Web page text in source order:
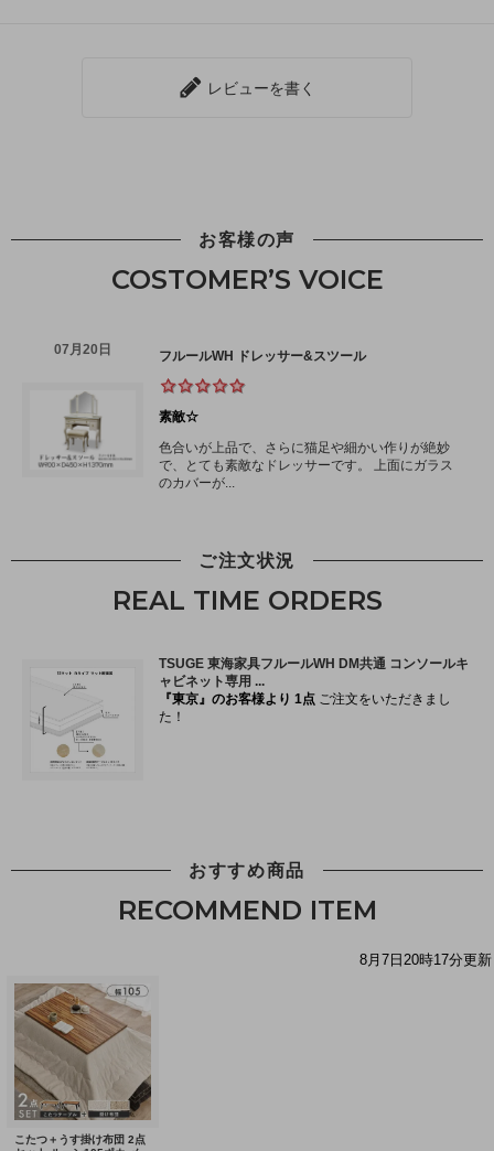
レビューを書く
お客様の声
COSTOMER’S VOICE
ご注文状況
REAL TIME ORDERS
おすすめ商品
RECOMMEND ITEM